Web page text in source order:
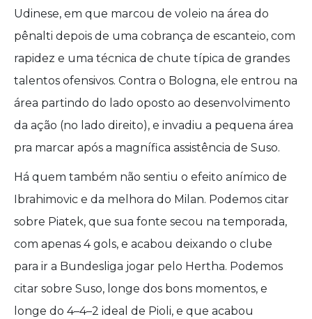
Udinese, em que marcou de voleio na área do
pênalti depois de uma cobrança de escanteio, com
rapidez e uma técnica de chute típica de grandes
talentos ofensivos. Contra o Bologna, ele entrou na
área partindo do lado oposto ao desenvolvimento
da ação (no lado direito), e invadiu a pequena área
pra marcar após a magnífica assistência de Suso.
Há quem também não sentiu o efeito anímico de
Ibrahimovic e da melhora do Milan. Podemos citar
sobre Piatek, que sua fonte secou na temporada,
com apenas 4 gols, e acabou deixando o clube
para ir a Bundesliga jogar pelo Hertha. Podemos
citar sobre Suso, longe dos bons momentos, e
longe do 4–4–2 ideal de Pioli, e que acabou